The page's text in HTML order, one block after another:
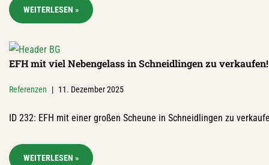
WEITERLESEN »
EFH mit viel Nebengelass in Schneidlingen zu verkaufen!
Referenzen 11. Dezember 2025
ID 232: EFH mit einer großen Scheune in Schneidlingen zu
WEITERLESEN »